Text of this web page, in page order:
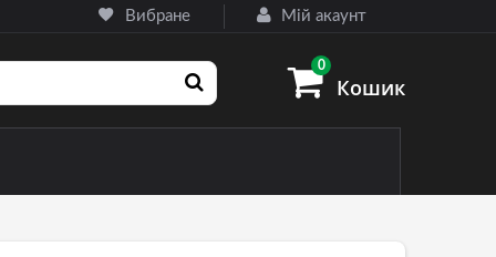
Вибране Мій акаунт
Кошик
0